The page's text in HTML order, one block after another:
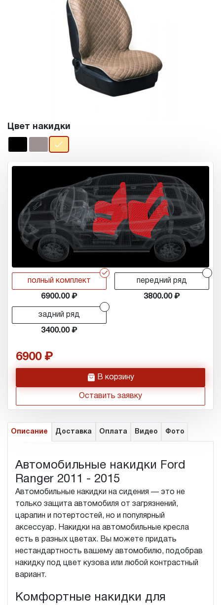
Цвет накидки
r
полный комплект
6900.00
передний ряд
3800.00
задний ряд
3400.00
6900
h В корзину
Оставить заявку
Описание Доставка Оплата Видео Фото
Автомобильные накидки Ford
Ranger 2011 - 2015
Автомобильные накидки на сидения — это не
только защита автомобиля от загрязнений,
царапин и потертостей, но и популярный
аксессуар. Накидки на автомобильные кресла
есть в разных цветах. Вы можете придать
нестандартность вашему автомобилю, подобрав
накидку под цвет кузова или любой контрастный
вариант.
Комфортные накидки для